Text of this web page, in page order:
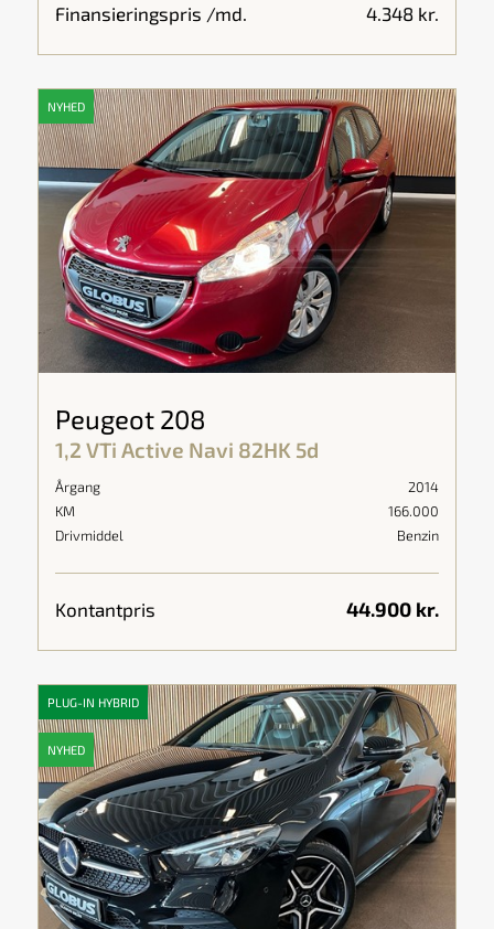
4.348 kr.
Finansieringspris /md.
NYHED
Peugeot 208
1,2 VTi Active Navi 82HK 5d
44.900 kr.
Kontantpris
2014
Årgang
166.000
KM
Benzin
Drivmiddel
PLUG-IN HYBRID
NYHED